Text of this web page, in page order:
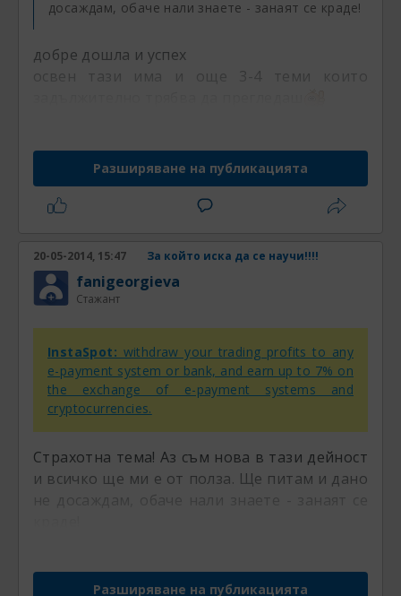
досаждам, обаче нали знаете - занаят се краде!
добре дошла и успех
освен тази има и още 3-4 теми които
Разширяване на публикацията
20-05-2014, 15:47 За който иска да се научи!!!!
fanigeorgieva
Стажант
InstaSpot: withdraw your trading profits to any
e-payment system or bank, and earn up to 7% on
the exchange of e-payment systems and
cryptocurrencies.
Страхотна тема! Аз съм нова в тази дейност
и всичко ще ми е от полза. Ще питам и дано
не досаждам, обаче нали знаете - занаят се
Разширяване на публикацията